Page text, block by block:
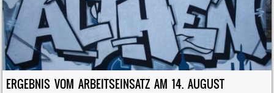
ERGEBNIS VOM ARBEITSEINSATZ AM 14. AUGUST